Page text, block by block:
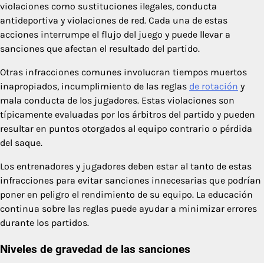
violaciones como sustituciones ilegales, conducta
antideportiva y violaciones de red. Cada una de estas
acciones interrumpe el flujo del juego y puede llevar a
sanciones que afectan el resultado del partido.
Otras infracciones comunes involucran tiempos muertos
inapropiados, incumplimiento de las reglas de rotación y
mala conducta de los jugadores. Estas violaciones son
típicamente evaluadas por los árbitros del partido y pueden
resultar en puntos otorgados al equipo contrario o pérdida
del saque.
Los entrenadores y jugadores deben estar al tanto de estas
infracciones para evitar sanciones innecesarias que podrían
poner en peligro el rendimiento de su equipo. La educación
continua sobre las reglas puede ayudar a minimizar errores
durante los partidos.
Niveles de gravedad de las sanciones